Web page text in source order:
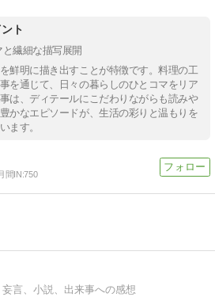
ト
繊細な描写展開
鮮明に描き出すことが特徴です。料理の工
を通じて、日々の暮らしのひとコマをリア
は、ディテールにこだわりながらも読みや
かなエピソードが、生活の彩りと温もりを
ます。
間IN:750
to mind
や、妄言、小説、出来事への感想